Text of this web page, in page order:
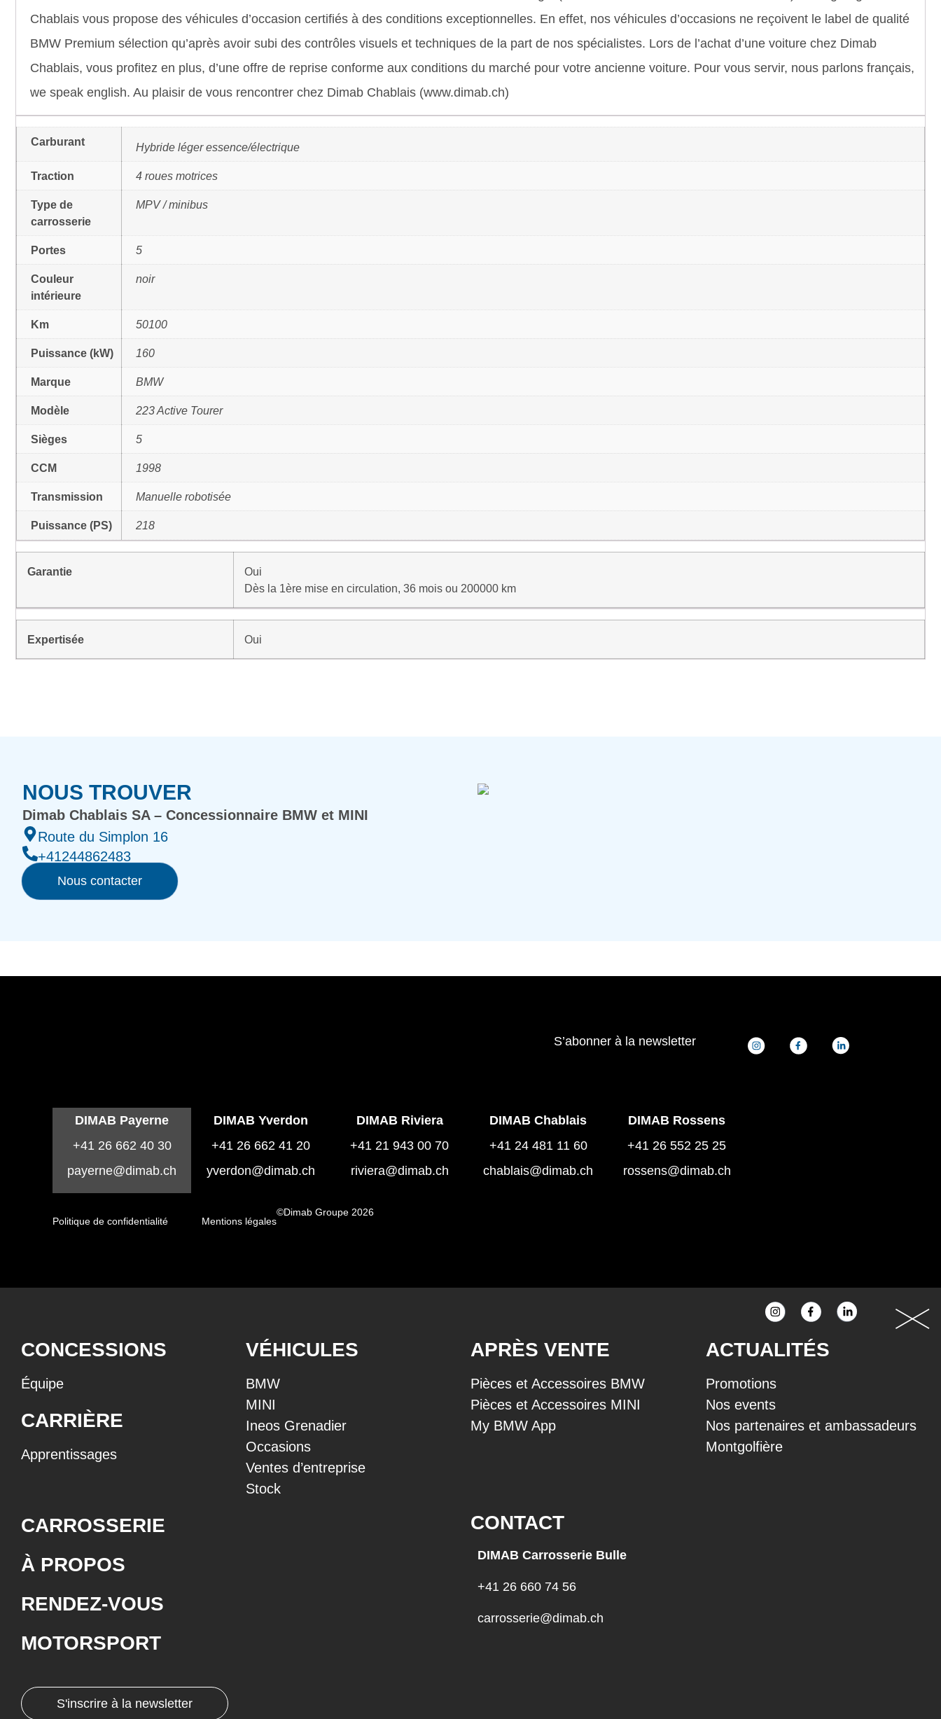
Chablais vous propose des véhicules d’occasion certifiés à des conditions exceptionnelles. En effet, nos véhicules d’occasions ne reçoivent le label de qualité
BMW Premium sélection qu’après avoir subi des contrôles visuels et techniques de la part de nos spécialistes. Lors de l’achat d’une voiture chez Dimab
Chablais, vous profitez en plus, d’une offre de reprise conforme aux conditions du marché pour votre ancienne voiture. Pour vous servir, nous parlons français,
we speak english. Au plaisir de vous rencontrer chez Dimab Chablais (www.dimab.ch)
Carburant Hybride léger essence/électrique
Traction 4 roues motrices
Type de
carrosserie
MPV / minibus
Portes 5
Couleur
intérieure
noir
Km 50100
Puissance (kW) 160
Marque BMW
Modèle 223 Active Tourer
Sièges 5
CCM 1998
Transmission Manuelle robotisée
Puissance (PS) 218
Garantie
Oui
Dès la 1ère mise en circulation, 36 mois ou 200000 km
Expertisée Oui
NOUS TROUVER
Dimab Chablais SA – Concessionnaire BMW et MINI
Route du Simplon 16
+41244862483
Nous contacter
S’abonner à la newsletter
DIMAB Payerne
+41 26 662 40 30
payerne@dimab.ch
DIMAB Yverdon
+41 26 662 41 20
yverdon@dimab.ch
DIMAB Riviera
+41 21 943 00 70
riviera@dimab.ch
DIMAB Chablais
+41 24 481 11 60
chablais@dimab.ch
DIMAB Rossens
+41 26 552 25 25
rossens@dimab.ch
Politique de confidentialité Mentions légales
©Dimab Groupe 2026
CONCESSIONS
Équipe
CARRIÈRE
Apprentissages
VÉHICULES
BMW
MINI
Ineos Grenadier
Occasions
Ventes d’entreprise
Stock
APRÈS VENTE
Pièces et Accessoires BMW
Pièces et Accessoires MINI
My BMW App
ACTUALITÉS
Promotions
Nos events
Nos partenaires et ambassadeurs
Montgolfière
CARROSSERIE
À PROPOS
RENDEZ-VOUS
MOTORSPORT
CONTACT
DIMAB Carrosserie Bulle
+41 26 660 74 56
carrosserie@dimab.ch
S'inscrire à la newsletter